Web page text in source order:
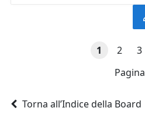
1 2 3
Pagina
Torna all’Indice della Board